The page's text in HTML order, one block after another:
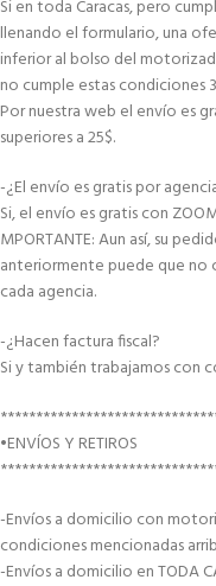
Si en toda Caracas, pero
llenando el formulario, una
inferior al bolso del
no cumple estas condiciones
Por nuestra web el envío es
superiores a 25$.
-¿El envío es gratis por
Si, el envío es gratis con
MPORTANTE: Aun así, su
anteriormente puede que no
cada agencia.
-¿Hacen factura fiscal?
Si y también trabajamos con
•ENVÍOS Y RETIROS
-Envíos a domicilio con
condiciones mencionadas
-Envíos a domicilio en TODA